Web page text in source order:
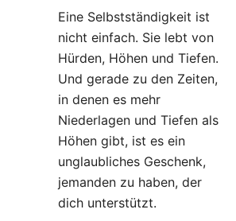
Eine Selbstständigkeit ist
nicht einfach. Sie lebt von
Hürden, Höhen und Tiefen.
Und gerade zu den Zeiten,
in denen es mehr
Niederlagen und Tiefen als
Höhen gibt, ist es ein
unglaubliches Geschenk,
jemanden zu haben, der
dich unterstützt.